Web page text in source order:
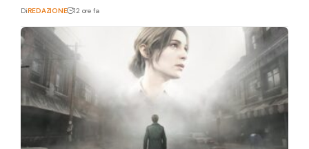
DiREDAZIONE 12 ore fa